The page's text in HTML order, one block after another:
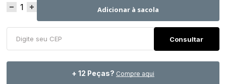
Adicionar à sacola
+ 12 Peças? Compre aqui